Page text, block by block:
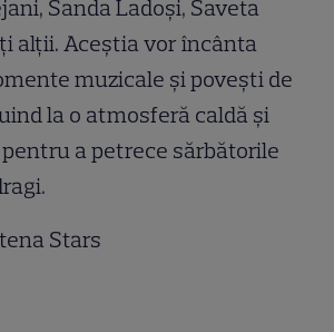
Sanda Ladoși, Saveta
alții. Aceștia vor încânta
muzicale și povești de
la o atmosferă caldă și
a petrece sărbătorile
Stars